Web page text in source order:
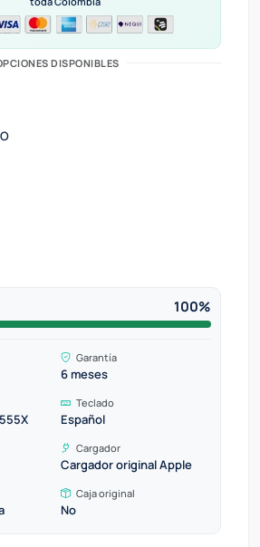
DISPONIBLES
100%
Garantía
6 meses
Teclado
Español
Cargador
Cargador original Apple
Caja original
No